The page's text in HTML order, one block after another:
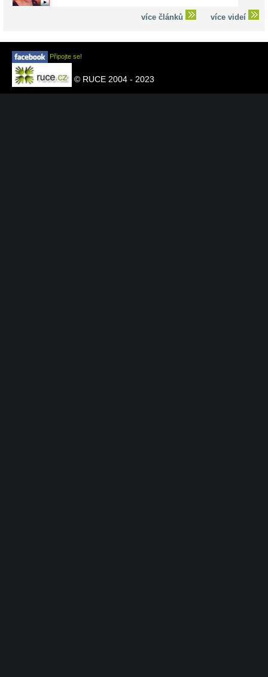
více článků více videí
Připojte se!
© RUCE 2004 - 2023